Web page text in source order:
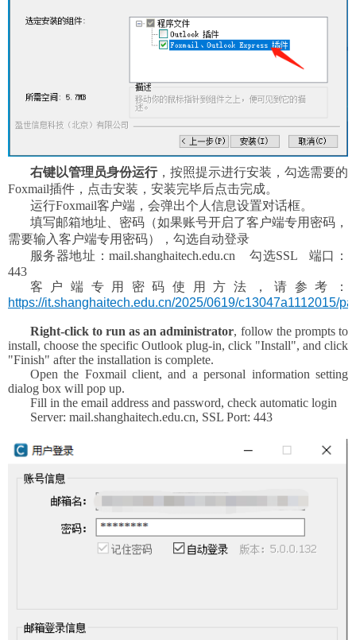
右键以管理员身份运行，按照提示进行安装，勾选需要的
Foxmail插件，点击安装，安装完毕后点击完成。
运行Foxmail客户端，会弹出个人信息设置对话框。
填写邮箱地址、密码（如果账号开启了客户端专用密码，
需要输入客户端专用密码），勾选自动登录
服务器地址：mail.shanghaitech.edu.cn 勾选SSL 端口：
443
客户端专用密码使用方法，请参考：
https://it.shanghaitech.edu.cn/2025/0619/c13047a1112015/
Right-click to run as an administrator, follow the prompts to
install, choose the specific Outlook plug-in, click "Install", and click
"Finish" after the installation is complete.
Open the Foxmail client, and a personal information setting
dialog box will pop up.
Fill in the email address and password, check automatic login
Server: mail.shanghaitech.edu.cn, SSL Port: 443